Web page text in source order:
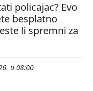
policajac? Evo
besplatno
li spremni za
u 08:00